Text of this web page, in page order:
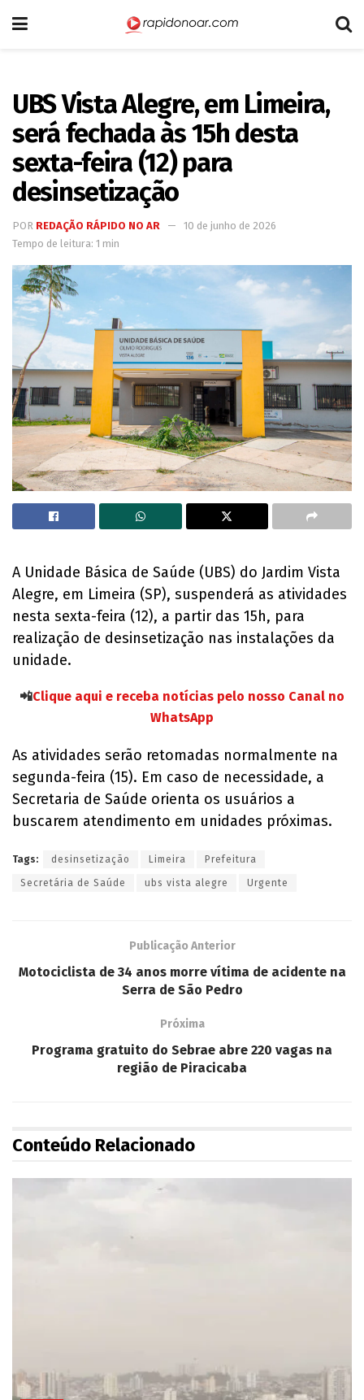
UBS Vista Alegre, em Limeira,
será fechada às 15h desta
sexta-feira (12) para
desinsetização
POR REDAÇÃO RÁPIDO NO AR
10 de junho de 2026
Tempo de leitura: 1 min
A Unidade Básica de Saúde (UBS) do Jardim Vista
Alegre, em Limeira (SP), suspenderá as atividades
nesta sexta-feira (12), a partir das 15h, para
realização de desinsetização nas instalações da
unidade.
📲Clique aqui e receba notícias pelo nosso Canal no
WhatsApp
As atividades serão retomadas normalmente na
segunda-feira (15). Em caso de necessidade, a
Secretaria de Saúde orienta os usuários a
buscarem atendimento em unidades próximas.
Tags: desinsetização Limeira Prefeitura
Secretária de Saúde ubs vista alegre Urgente
Publicação Anterior
Motociclista de 34 anos morre vítima de acidente na
Serra de São Pedro
Próxima
Programa gratuito do Sebrae abre 220 vagas na
região de Piracicaba
Conteúdo Relacionado